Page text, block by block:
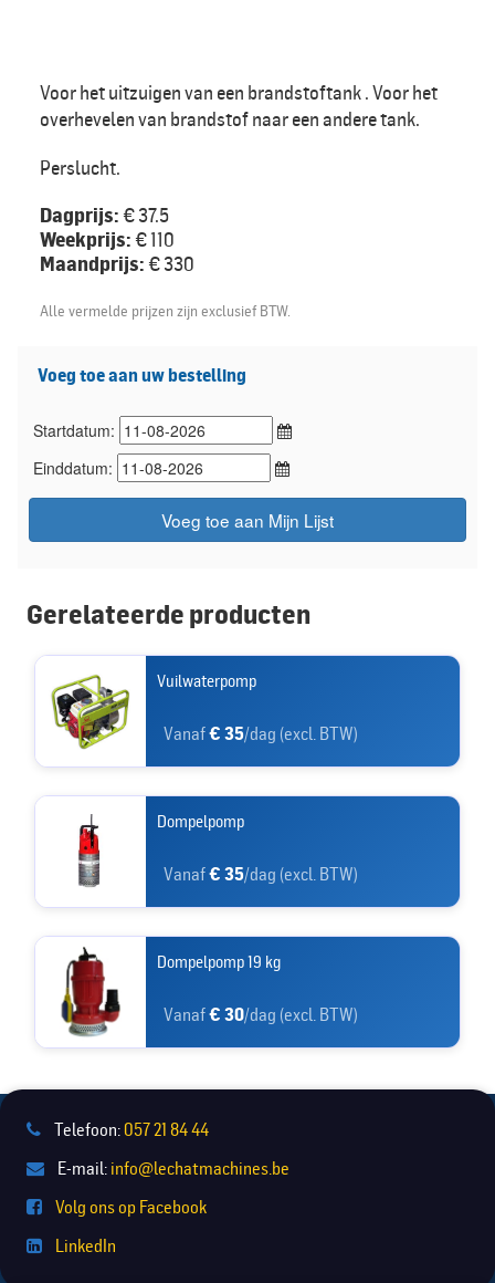
Voor het uitzuigen van een brandstoftank . Voor het
overhevelen van brandstof naar een andere tank.
Perslucht.
Dagprijs: € 37.5
Weekprijs: € 110
Maandprijs: € 330
Alle vermelde prijzen zijn exclusief BTW.
Voeg toe aan uw bestelling
Startdatum:
Einddatum:
Voeg toe aan Mijn Lijst
Gerelateerde producten
Vuilwaterpomp
Vanaf€ 35/dag (excl. BTW)
Dompelpomp
Vanaf€ 35/dag (excl. BTW)
Dompelpomp 19 kg
Vanaf€ 30/dag (excl. BTW)
Telefoon: 057 21 84 44
E-mail: info@lechatmachines.be
Volg ons op Facebook
LinkedIn